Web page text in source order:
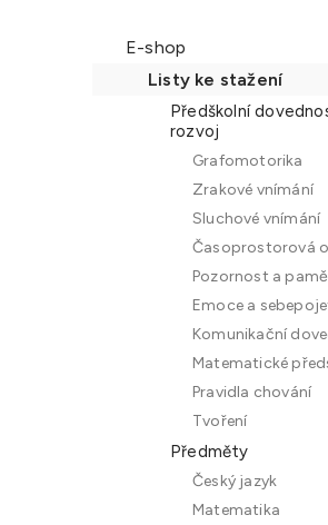
E-shop
Listy ke stažení
Předškolní
rozvoj
Grafomotorika
Zrakové vnímání
Sluchové vnímání
Časoprostorová
Pozornost a
Emoce a
Komunikační
Matematické
Pravidla chování
Tvoření
Předměty
Český jazyk
Matematika